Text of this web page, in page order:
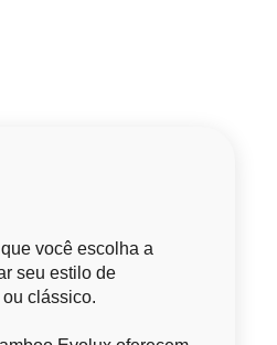
você escolha a
seu estilo de
clássico.